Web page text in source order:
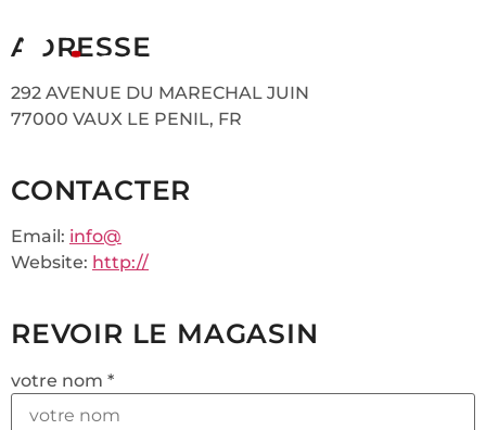
ADRESSE
292 AVENUE DU MARECHAL JUIN
77000 VAUX LE PENIL, FR
CONTACTER
Email: info@
Website: http://
REVOIR LE MAGASIN
votre nom *